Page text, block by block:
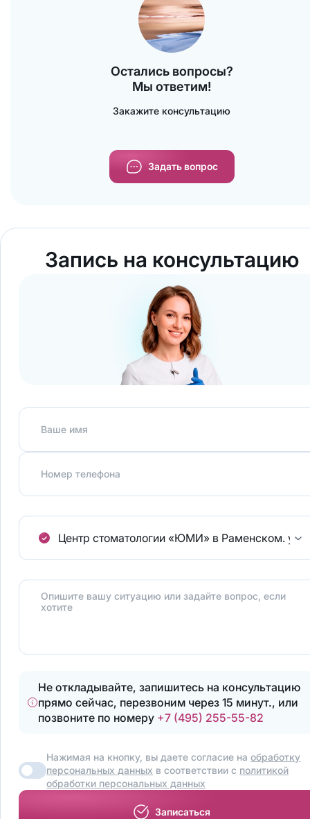
за состоянием дёсен. Также стоит избегать
травм зубов и следовать рекомендациям
врача после проведённых
стоматологических процедур​.
Остались вопросы?
Мы ответим!
Закажите консультацию
Задать вопрос
Запись на консультацию
Ваше имя
Номер телефона
Центр стоматологии «ЮМИ» в Раменском. ул.
Опишите вашу ситуацию или задайте вопрос, если
хотите
Не откладывайте, запишитесь на консультацию
прямо сейчас, перезвоним через 15 минут., или
позвоните по номеру +7 (495) 255-55-82
Нажимая на кнопку, вы даете согласие наобработку
персональных данных в соответствии с политикой
обработки персональных данных
Записаться